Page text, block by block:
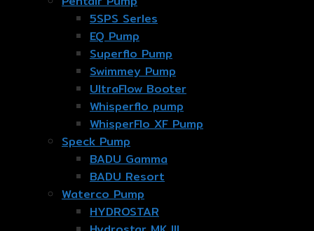
5SPS Serles
EQ Pump
Superflo Pump
Swimmey Pump
UltraFlow Booter
Whisperflo pump
WhisperFlo XF Pump
Speck Pump
BADU Gamma
BADU Resort
Waterco Pump
HYDROSTAR